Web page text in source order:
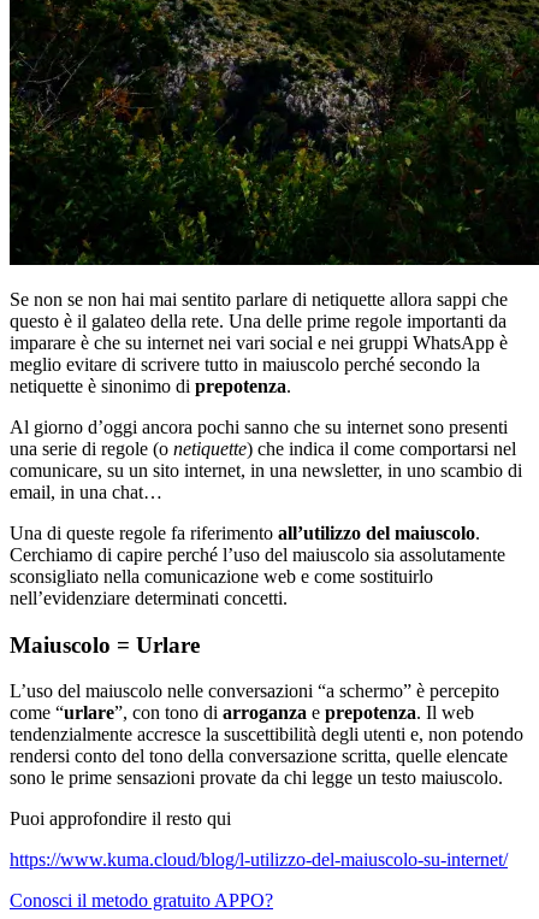
Se non se non hai mai sentito parlare di netiquette allora sappi che
questo è il galateo della rete. Una delle prime regole importanti da
imparare è che su internet nei vari social e nei gruppi WhatsApp è
meglio evitare di scrivere tutto in maiuscolo perché secondo la
netiquette è sinonimo di prepotenza.
Al giorno d’oggi ancora pochi sanno che su internet sono presenti
una serie di regole (o netiquette) che indica il come comportarsi nel
comunicare, su un sito internet, in una newsletter, in uno scambio di
email, in una chat…
Una di queste regole fa riferimento all’utilizzo del maiuscolo.
Cerchiamo di capire perché l’uso del maiuscolo sia assolutamente
sconsigliato nella comunicazione web e come sostituirlo
nell’evidenziare determinati concetti.
Maiuscolo = Urlare
L’uso del maiuscolo nelle conversazioni “a schermo” è percepito
come “urlare”, con tono di arroganza e prepotenza. Il web
tendenzialmente accresce la suscettibilità degli utenti e, non potendo
rendersi conto del tono della conversazione scritta, quelle elencate
sono le prime sensazioni provate da chi legge un testo maiuscolo.
Puoi approfondire il resto qui
https://www.kuma.cloud/blog/l-utilizzo-del-maiuscolo-su-internet/
Conosci il metodo gratuito APPO?